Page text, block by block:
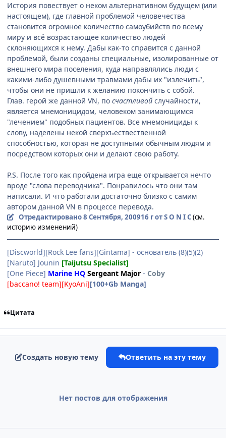
История повествует о неком альтернативном будущем (или
настоящем), где главной проблемой человечества
становится огромное количество самоубийств по всему
миру и всё возрастающее количество людей
склоняющихся к нему. Дабы как-то справится с данной
проблемой, были созданы специальные, изолированные от
внешнего мира поселения, куда направлялись люди с
какими-либо душевными травмами дабы их "излечить",
чтобы они не пришли к желанию покончить с собой.
Глав. герой же данной VN, по счастливой случайности,
является мнемоницидом, человеком занимающимся
"лечением" подобных пациентов. Все мнемонициды к
слову, наделены некой сверхъествественной
способностью, которая не доступными обычным людям и
посредством которых они и делают свою работу.
P.S. После того как пройдена игра еще открывается нечто
вроде "слова переводчика". Понравилось что они там
написали. И что работали достаточно близко с самим
автором данной VN в процессе перевода.
Отредактировано8 Сентября, 200916 гот S O N I C(см.
историю изменений)
[Discworld][Rock Lee fans][Gintama] - основатель (8)(5)(2)
[Naruto] Jounin [Taijutsu Specialist]
[One Piece] Marine HQ Sergeant Major - Coby
[baccano! team][KyoAni][100+Gb Manga]
Цитата
Создать новую тему Ответить на эту тему
Нет постов для отображения